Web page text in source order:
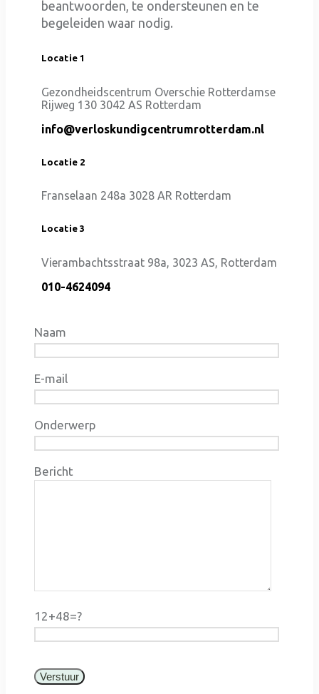
beantwoorden, te ondersteunen en te
begeleiden waar nodig.
Locatie 1
Gezondheidscentrum Overschie Rotterdamse
Rijweg 130 3042 AS Rotterdam
info@verloskundigcentrumrotterdam.nl
Locatie 2
Franselaan 248a 3028 AR Rotterdam
Locatie 3
Vierambachtsstraat 98a, 3023 AS, Rotterdam
010-4624094
Naam
E-mail
Onderwerp
Bericht
12+48=?